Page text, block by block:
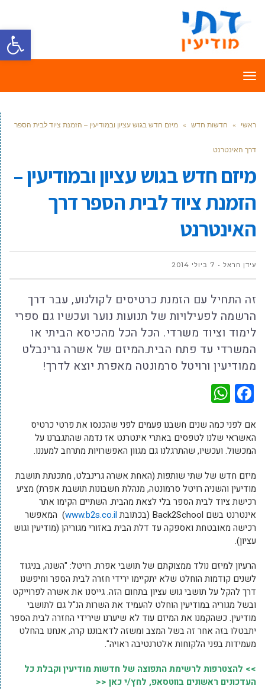
פתח
תפריט
ראשי » חדשות חדש » מיזם חדש בגוש עציון ובמודיעין – הזמנת ציוד לבית הספר
דרך האינטרנט
מיזם חדש בגוש עציון ובמודיעין –
הזמנת ציוד לבית הספר דרך
האינטרנט
עידן הראל 7 ביולי 2014
זה התחיל עם הזמנת כרטיסים לקולנוע, עבר דרך
הרשמה לפעילויות של תנועות נוער ועכשיו גם ספרי
לימוד וציוד משרדי. הכל הכל מהכיסא הביתי או
המשרדי עד פתח הבית.המיזם של אשרה גרינבלט
ממודיעין ורויטל סרמונטה מאפרת יוצא לדרך!
Facebook
אם לפני כמה שנים חשבנו פעמים לפני שהכנסו את פרטי כרטיס
האשראי שלנו לטפסים באתרי אינטרנט אז נדמה שהתגברנו על
המכשול. ועכשיו, שהתרגלנו גם מגוון האפשרויות מתרחב למעננו.
מיזם חדש של שתי שותפות (האחת אשרה גרינבלט, מתכנתת תושבת
מודיעין והשניה רויטל סרמונטה, מנהלת חשבונות תושבת אפרת) מציע
רכישת ציוד לבית הספר בלי לצאת מהבית. השתיים הקימו אתר
אינטרנט בשם Back2School (בכתובת
www.b2s.co.il) המאפשר
רכישה מאובטחת ואספקה עד דלת הבית באזורי מגוריהן (מודיעין וגוש
עציון).
הרעיון למיזם נולד ממצוקתם של תושבי אפרת. רויטל: "השנה, בניגוד
לשנים קודמות הוחלט שלא יתקיימו ירידי חזרה לבית הספר וחיפשנו
דרך להקל על תושבי גוש עציון בתחום הזה. גייסנו את אשרה לפרוייקט
ובשל מגוריה במודיעין הוחלט להעמיד את השרות הנ"ל גם לתושבי
מודיעין. כשהקמנו את המיזם עוד לא שיערנו שירידי החזרה לבית הספר
יתבטלו בזה אחר זה בשל המצב ומשזה לדאבוננו קרה, אנחנו בהחלט
מעמידות בפני הלקוחות אלטרנטיבה ראויה".
>> להצטרפות לרשימת התפוצה של חדשות מודיעין וקבלת כל
העדכונים ראשונים בווטסאפ, לחץ/י כאן <<